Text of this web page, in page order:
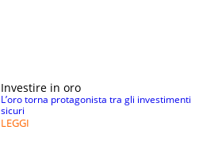
Investire in oro
L’oro torna protagonista tra gli investimenti
sicuri
LEGGI